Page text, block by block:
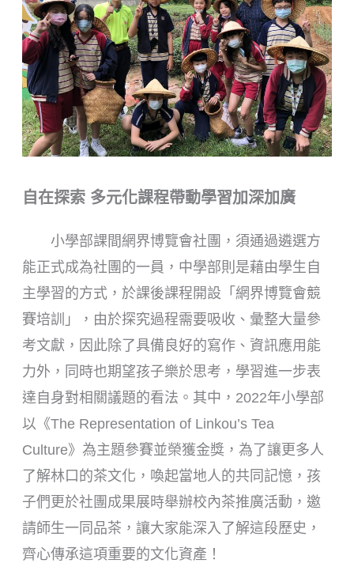
自在探索 多元化課程帶動學習加深加廣
小學部課間網界博覽會社團，須通過遴選方
能正式成為社團的一員，中學部則是藉由學生自
主學習的方式，於課後課程開設「網界博覽會競
賽培訓」，由於探究過程需要吸收、彙整大量參
考文獻，因此除了具備良好的寫作、資訊應用能
力外，同時也期望孩子樂於思考，學習進一步表
達自身對相關議題的看法。其中，2022年小學部
以《The Representation of Linkou’s Tea
Culture》為主題參賽並榮獲金獎，為了讓更多人
了解林口的茶文化，喚起當地人的共同記憶，孩
子們更於社團成果展時舉辦校內茶推廣活動，邀
請師生一同品茶，讓大家能深入了解這段歷史，
齊心傳承這項重要的文化資產！